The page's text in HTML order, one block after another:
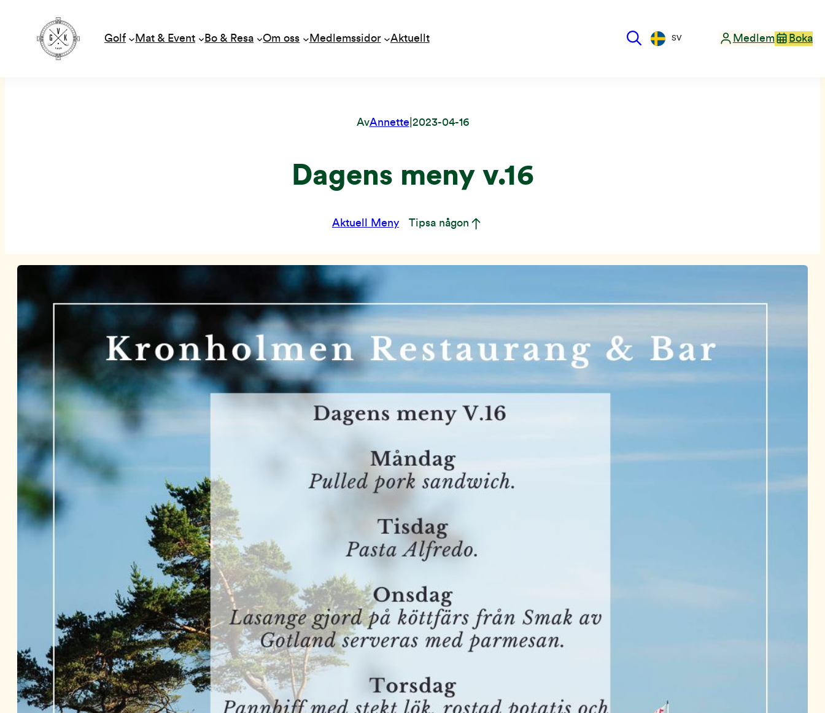
till
Golf Mat & Event Bo & Resa Om oss Medlemssidor Aktuellt SV Medlem Boka
AvAnnette 2023-04-16
Dagens meny v.16
Aktuell Meny Tipsa någon